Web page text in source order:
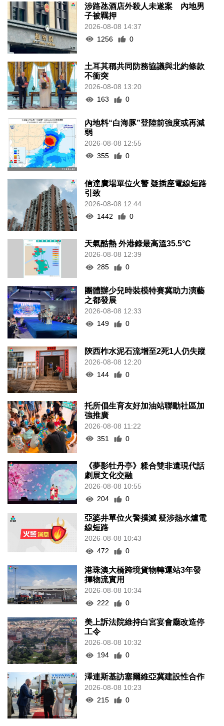
涉路氹酒店外殺人未遂案 內地男
子被羈押
2026-08-08 14:37
1256
0
土耳其稱共同防務協議與北約條款
不衝突
2026-08-08 13:20
163
0
內地料“白海豚”登陸前強度或再減
弱
2026-08-08 12:55
355
0
信達廣場單位火警 疑插座電線短路
引致
2026-08-08 12:44
1442
0
天氣酷熱 外港錄最高溫35.5°C
2026-08-08 12:39
285
0
團體辦少兒時裝模特賽冀助力演藝
之都發展
2026-08-08 12:33
149
0
陝西柞水泥石流增至2死1人仍失蹤
2026-08-08 12:20
144
0
托所倡生育友好加油站聯動社區加
強推廣
2026-08-08 11:22
351
0
《夢影牡丹亭》糅合雙非遺現代話
劇展文化交融
2026-08-08 10:55
204
0
亞婆井單位火警撲滅 疑涉熱水爐電
線短路
2026-08-08 10:43
472
0
港珠澳大橋跨境貨物轉運站3年發
揮物流實用
2026-08-08 10:34
222
0
美上訴法院維持白宮宴會廳改造停
工令
2026-08-08 10:32
194
0
澤連斯基訪塞爾維亞冀建設性合作
2026-08-08 10:23
215
0